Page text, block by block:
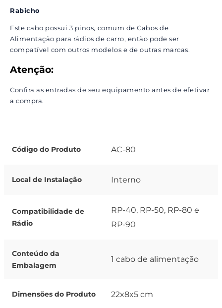
Rabicho
Este cabo possui 3 pinos, comum de Cabos de
Alimentação para rádios de carro, então pode ser
compatível com outros modelos e de outras marcas.
Atenção:
Confira as entradas de seu equipamento antes de efetivar
a compra.
Código do Produto AC-80
Local de Instalação Interno
Compatibilidade de
Rádio
RP-40, RP-50, RP-80 e
RP-90
Conteúdo da
Embalagem
1 cabo de alimentação
Dimensões do Produto 22x8x5 cm